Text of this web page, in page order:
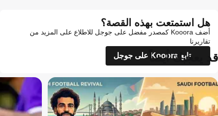
هل استمتعت بهذه القصة؟
أضف Kooora كمصدر مفضل على جوجل للاطلاع على المزيد من
تقاريرنا
تابع Kooora على جوجل
قد يعجبك أيضاً